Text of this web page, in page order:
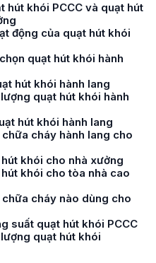
hút khói PCCC và quạt hút
động của quạt hút khói
quạt hút khói hành
hút khói hành lang
quạt hút khói hành
hút khói hành lang
cháy hành lang cho
khói cho nhà xưởng
khói cho tòa nhà cao
cháy nào dùng cho
suất quạt hút khói PCCC
quạt hút khói